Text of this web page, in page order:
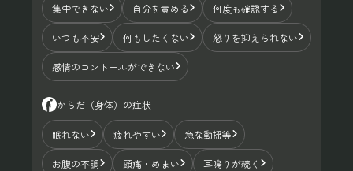
集中できない 自分を責める 何度も確認する
いつも不安 何もしたくない 怒りを抑えられない
感情のコントールができない
からだ（身体）の症状
眠れない 疲れやすい 急な動揺等
お腹の不調 頭痛・めまい 耳鳴りが続く